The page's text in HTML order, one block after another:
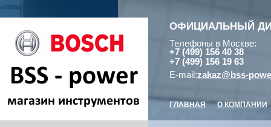
ОФИЦИАЛЬНЫЙ
Телефоны в Москве:
+7 (499) 156 40 38
+7 (499) 156 19 63
E-mail:zakaz@bss-
ГЛАВНАЯ О КОМПАНИИ